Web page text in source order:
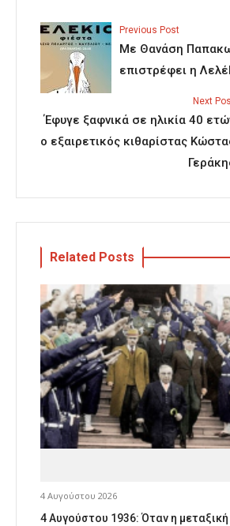
Previous Post
Με Θανάση
επιστρέφει η
Next
Έφυγε ξαφνικά σε ηλικία 40
ο εξαιρετικός κιθαρίστας
Related Posts
4 Αυγούστου 2026
4 Αυγούστου 1936: Όταν η